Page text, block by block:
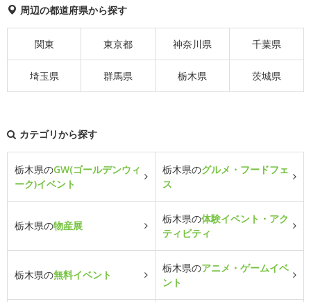
周辺の都道府県から探す
関東 東京都 神奈川県 千葉県
埼玉県 群馬県 栃木県 茨城県
カテゴリから探す
栃木県のGW(ゴールデンウィ
ーク)イベント
栃木県のグルメ・フードフェ
ス
栃木県の物産展
栃木県の体験イベント・アク
ティビティ
栃木県の無料イベント
栃木県のアニメ・ゲームイベ
ント